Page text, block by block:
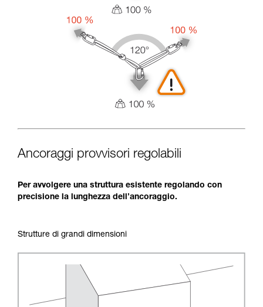
Ancoraggi provvisori regolabili
Per avvolgere una struttura esistente regolando con
precisione la lunghezza dell’ancoraggio.
Strutture di grandi dimensioni